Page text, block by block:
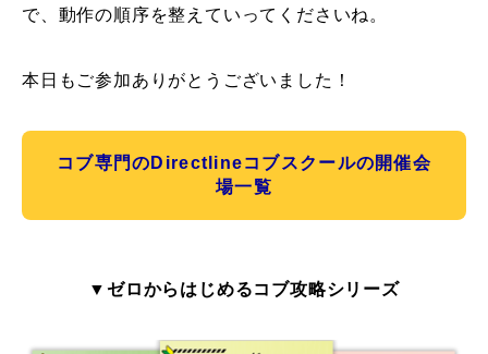
で、動作の順序を整えていってくださいね。
本日もご参加ありがとうございました！
コブ専門のDirectlineコブスクールの開催会
場一覧
▼ゼロからはじめるコブ攻略シリーズ